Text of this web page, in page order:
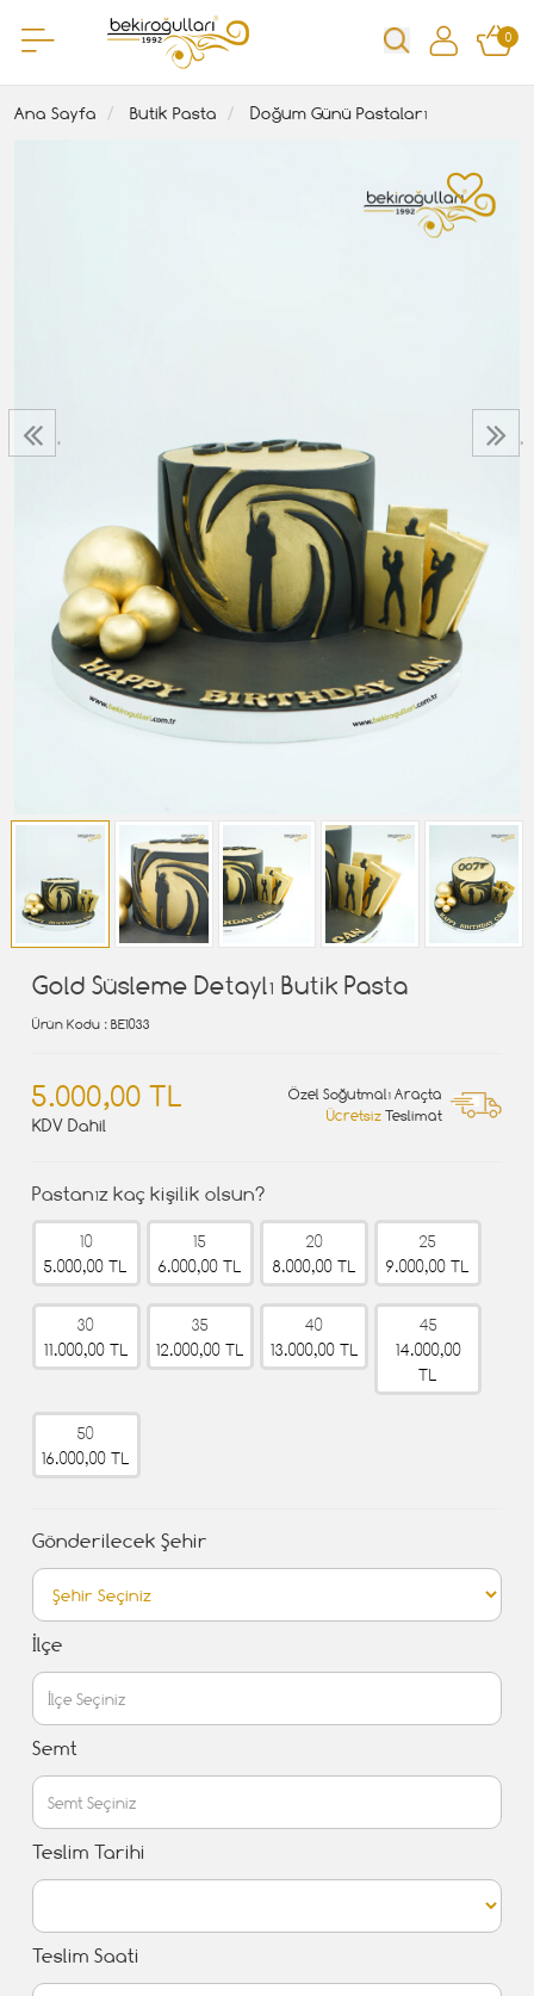
0
Ana Sayfa Butik Pasta Doğum Günü Pastaları
‹ ›
Gold Süsleme Detaylı Butik Pasta
Ürün Kodu : BE1033
5.000,00 TL
KDV Dahil
Özel Soğutmalı Araçta
Ücretsiz Teslimat
Pastanız kaç kişilik olsun?
10
5.000,00 TL
15
6.000,00 TL
20
8.000,00 TL
25
9.000,00 TL
30
11.000,00 TL
35
12.000,00 TL
40
13.000,00 TL
45
14.000,00
TL
50
16.000,00 TL
Gönderilecek Şehir
İlçe
Semt
Teslim Tarihi
Teslim Saati